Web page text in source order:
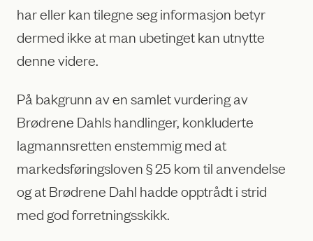
har eller kan tilegne seg informasjon betyr
dermed ikke at man ubetinget kan utnytte
denne videre.
På bakgrunn av en samlet vurdering av
Brødrene Dahls handlinger, konkluderte
lagmannsretten enstemmig med at
markedsføringsloven § 25 kom til anvendelse
og at Brødrene Dahl hadde opptrådt i strid
med god forretningsskikk.